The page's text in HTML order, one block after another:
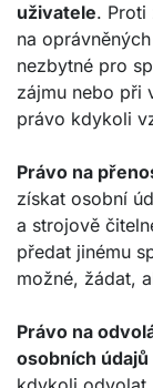
uživatele. Proti
na
nezbytné pro
zájmu nebo při
právo kdykoli
Právo na
získat osobní
a strojově
předat jinému
možné, žádat,
Právo na
osobních údajů